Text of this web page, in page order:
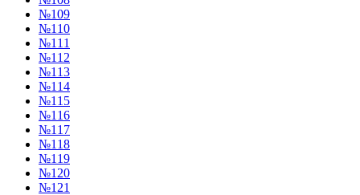
№109
№110
№111
№112
№113
№114
№115
№116
№117
№118
№119
№120
№121